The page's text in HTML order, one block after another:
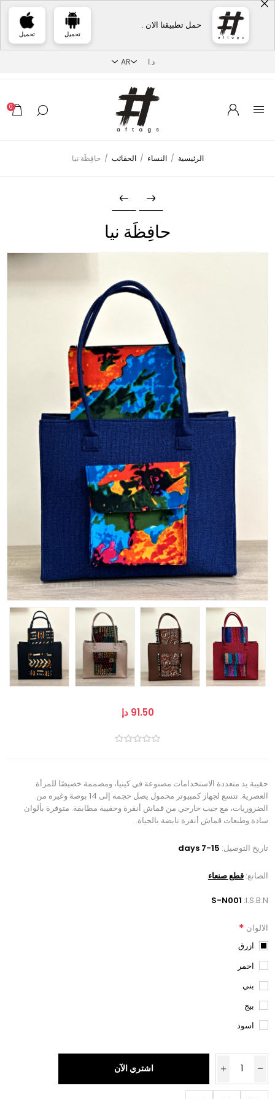
حمل تطبيقنا الان .
تحميل تحميل
0
الرئيسية / النساء / الحقائب / حافِظَة نيا
حافِظَة نيا
91.50 دإ
حقيبة يد متعددة الاستخدامات مصنوعة في كينيا، ومصممة خصيصًا للمرأة
العصرية. تتسع لجهاز كمبيوتر محمول يصل حجمه إلى 14 بوصة وغيره من
الضروريات، مع جيب خارجي من قماش أنقرة وحقيبة مطابقة. متوفرة بألوان
سادة وطبعات قماش أنقرة نابضة بالحياة.
تاريخ التوصيل: 7-15 days
الصانع: قطع صنعاء
I.S.B.N:
S-N001
الالوان *
ازرق
احمر
بني
بيج
اسود
اشتري الآن